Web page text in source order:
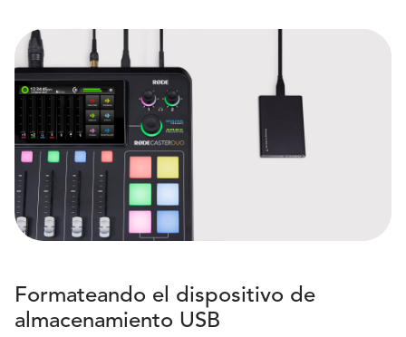
Formateando el dispositivo de
almacenamiento USB